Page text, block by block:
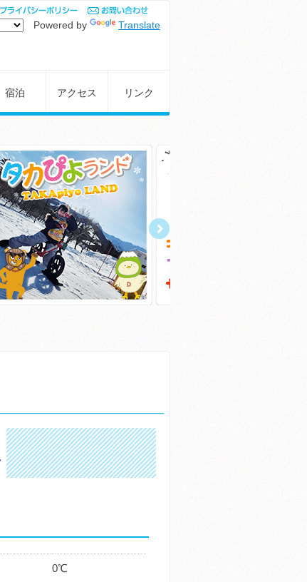
Powered by Translate
宿泊 アクセス リンク
0℃